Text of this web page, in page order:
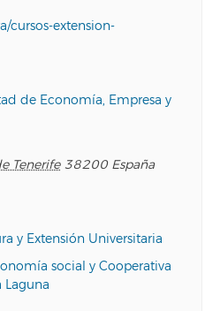
cursos-extension-
de Economía, Empresa y
Tenerife 38200 España
y Extensión Universitaria
social y Cooperativa
Laguna